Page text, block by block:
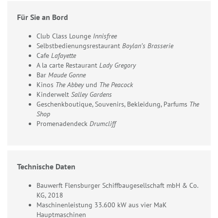
Für Sie an Bord
Club Class Lounge Innisfree
Selbstbedienungsrestaurant Boylan’s Brasserie
Cafe Lafayette
A la carte Restaurant Lady Gregory
Bar Maude Gonne
Kinos The Abbeyund The Peacock
Kinderwelt Salley Gardens
Geschenkboutique, Souvenirs, Bekleidung, Parfums The
Shop
Promenadendeck Drumcliff
Technische Daten
Bauwerft Flensburger Schiffbaugesellschaft mbH & Co.
KG, 2018
Maschinenleistung 33.600 kW aus vier MaK
Hauptmaschinen